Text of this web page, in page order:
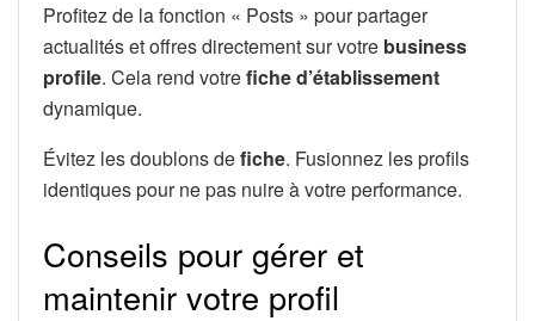
Profitez de la fonction « Posts » pour partager
actualités et offres directement sur votre business
profile. Cela rend votrefiche d’établissement
dynamique.
Évitez les doublons defiche. Fusionnez les profils
identiques pour ne pas nuire à votre performance.
Conseils pour gérer et
maintenir votre profil